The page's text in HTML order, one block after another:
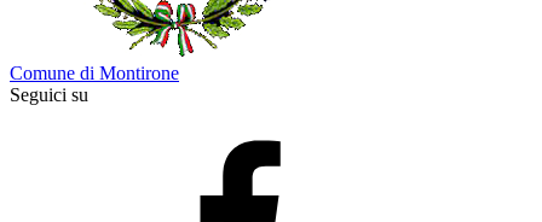
Comune di Montirone
Seguici su